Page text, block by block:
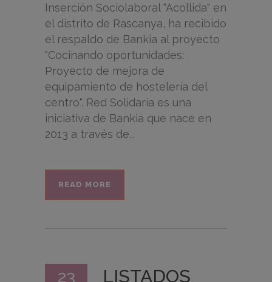
Inserción Sociolaboral "Acollida" en
el distrito de Rascanya, ha recibido
el respaldo de Bankia al proyecto
"Cocinando oportunidades:
Proyecto de mejora de
equipamiento de hostelería del
centro". Red Solidaria es una
iniciativa de Bankia que nace en
2013 a través de...
READ MORE
23 LISTADOS